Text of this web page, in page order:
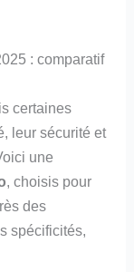
: comparatif
certaines
leur sécurité et
une
, choisis pour
des
spécificités,